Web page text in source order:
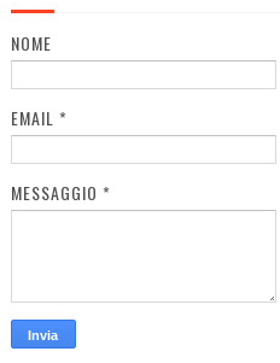
NOME
EMAIL *
MESSAGGIO *